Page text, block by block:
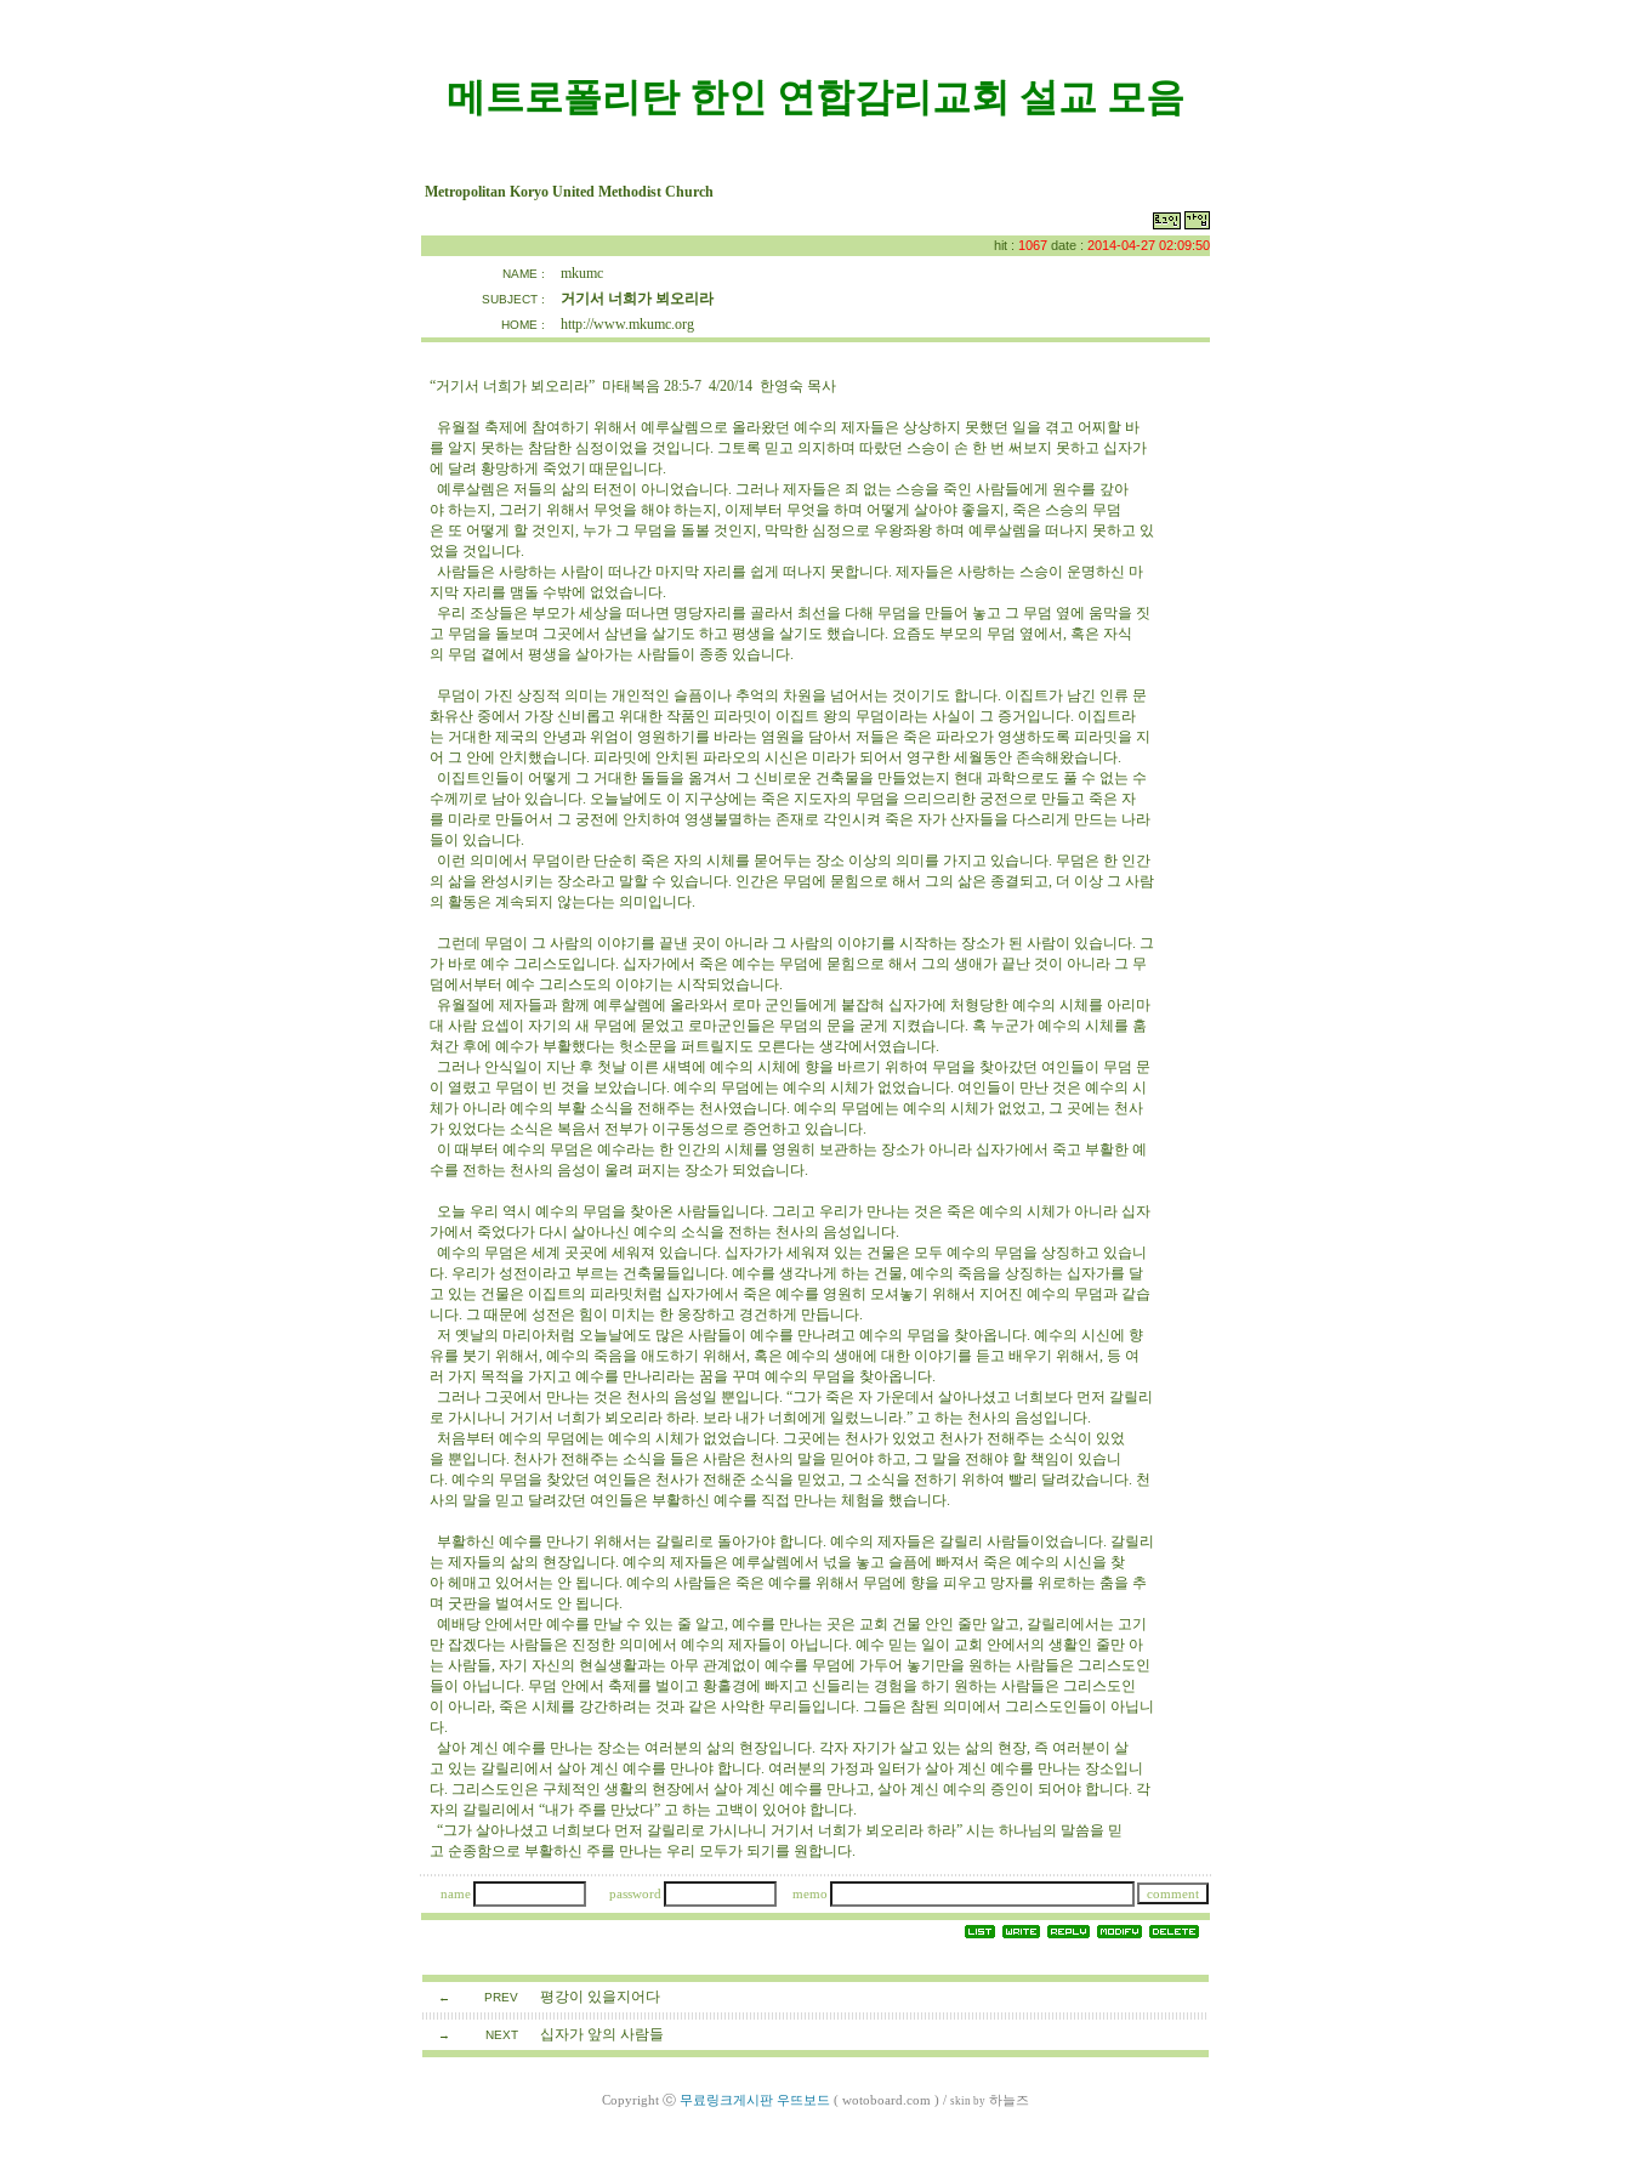
메트로폴리탄 한인 연합감리교회 설교 모음
Metropolitan Koryo United Methodist Church
hit : 1067 date : 2014-04-27 02:09:50
NAME : mkumc
SUBJECT : 거기서 너희가 뵈오리라
HOME : http://www.mkumc.org
“거기서 너희가 뵈오리라” 마태복음 28:5-7 4/20/14 한영숙 목사
유월절 축제에 참여하기 위해서 예루살렘으로 올라왔던 예수의 제자들은 상상하지 못했던 일을 겪고 어찌할 바
를 알지 못하는 참담한 심정이었을 것입니다. 그토록 믿고 의지하며 따랐던 스승이 손 한 번 써보지 못하고 십자가
에 달려 황망하게 죽었기 때문입니다.
예루살렘은 저들의 삶의 터전이 아니었습니다. 그러나 제자들은 죄 없는 스승을 죽인 사람들에게 원수를 갚아
야 하는지, 그러기 위해서 무엇을 해야 하는지, 이제부터 무엇을 하며 어떻게 살아야 좋을지, 죽은 스승의 무덤
은 또 어떻게 할 것인지, 누가 그 무덤을 돌볼 것인지, 막막한 심정으로 우왕좌왕 하며 예루살렘을 떠나지 못하고 있
었을 것입니다.
사람들은 사랑하는 사람이 떠나간 마지막 자리를 쉽게 떠나지 못합니다. 제자들은 사랑하는 스승이 운명하신 마
지막 자리를 맴돌 수밖에 없었습니다.
우리 조상들은 부모가 세상을 떠나면 명당자리를 골라서 최선을 다해 무덤을 만들어 놓고 그 무덤 옆에 움막을 짓
고 무덤을 돌보며 그곳에서 삼년을 살기도 하고 평생을 살기도 했습니다. 요즘도 부모의 무덤 옆에서, 혹은 자식
의 무덤 곁에서 평생을 살아가는 사람들이 종종 있습니다.
무덤이 가진 상징적 의미는 개인적인 슬픔이나 추억의 차원을 넘어서는 것이기도 합니다. 이집트가 남긴 인류 문
화유산 중에서 가장 신비롭고 위대한 작품인 피라밋이 이집트 왕의 무덤이라는 사실이 그 증거입니다. 이집트라
는 거대한 제국의 안녕과 위엄이 영원하기를 바라는 염원을 담아서 저들은 죽은 파라오가 영생하도록 피라밋을 지
어 그 안에 안치했습니다. 피라밋에 안치된 파라오의 시신은 미라가 되어서 영구한 세월동안 존속해왔습니다.
이집트인들이 어떻게 그 거대한 돌들을 옮겨서 그 신비로운 건축물을 만들었는지 현대 과학으로도 풀 수 없는 수
수께끼로 남아 있습니다. 오늘날에도 이 지구상에는 죽은 지도자의 무덤을 으리으리한 궁전으로 만들고 죽은 자
를 미라로 만들어서 그 궁전에 안치하여 영생불멸하는 존재로 각인시켜 죽은 자가 산자들을 다스리게 만드는 나라
들이 있습니다.
이런 의미에서 무덤이란 단순히 죽은 자의 시체를 묻어두는 장소 이상의 의미를 가지고 있습니다. 무덤은 한 인간
의 삶을 완성시키는 장소라고 말할 수 있습니다. 인간은 무덤에 묻힘으로 해서 그의 삶은 종결되고, 더 이상 그 사람
의 활동은 계속되지 않는다는 의미입니다.
그런데 무덤이 그 사람의 이야기를 끝낸 곳이 아니라 그 사람의 이야기를 시작하는 장소가 된 사람이 있습니다. 그
가 바로 예수 그리스도입니다. 십자가에서 죽은 예수는 무덤에 묻힘으로 해서 그의 생애가 끝난 것이 아니라 그 무
덤에서부터 예수 그리스도의 이야기는 시작되었습니다.
유월절에 제자들과 함께 예루살렘에 올라와서 로마 군인들에게 붙잡혀 십자가에 처형당한 예수의 시체를 아리마
대 사람 요셉이 자기의 새 무덤에 묻었고 로마군인들은 무덤의 문을 굳게 지켰습니다. 혹 누군가 예수의 시체를 훔
쳐간 후에 예수가 부활했다는 헛소문을 퍼트릴지도 모른다는 생각에서였습니다.
그러나 안식일이 지난 후 첫날 이른 새벽에 예수의 시체에 향을 바르기 위하여 무덤을 찾아갔던 여인들이 무덤 문
이 열렸고 무덤이 빈 것을 보았습니다. 예수의 무덤에는 예수의 시체가 없었습니다. 여인들이 만난 것은 예수의 시
체가 아니라 예수의 부활 소식을 전해주는 천사였습니다. 예수의 무덤에는 예수의 시체가 없었고, 그 곳에는 천사
가 있었다는 소식은 복음서 전부가 이구동성으로 증언하고 있습니다.
이 때부터 예수의 무덤은 예수라는 한 인간의 시체를 영원히 보관하는 장소가 아니라 십자가에서 죽고 부활한 예
수를 전하는 천사의 음성이 울려 퍼지는 장소가 되었습니다.
오늘 우리 역시 예수의 무덤을 찾아온 사람들입니다. 그리고 우리가 만나는 것은 죽은 예수의 시체가 아니라 십자
가에서 죽었다가 다시 살아나신 예수의 소식을 전하는 천사의 음성입니다.
예수의 무덤은 세계 곳곳에 세워져 있습니다. 십자가가 세워져 있는 건물은 모두 예수의 무덤을 상징하고 있습니
다. 우리가 성전이라고 부르는 건축물들입니다. 예수를 생각나게 하는 건물, 예수의 죽음을 상징하는 십자가를 달
고 있는 건물은 이집트의 피라밋처럼 십자가에서 죽은 예수를 영원히 모셔놓기 위해서 지어진 예수의 무덤과 같습
니다. 그 때문에 성전은 힘이 미치는 한 웅장하고 경건하게 만듭니다.
저 옛날의 마리아처럼 오늘날에도 많은 사람들이 예수를 만나려고 예수의 무덤을 찾아옵니다. 예수의 시신에 향
유를 붓기 위해서, 예수의 죽음을 애도하기 위해서, 혹은 예수의 생애에 대한 이야기를 듣고 배우기 위해서, 등 여
러 가지 목적을 가지고 예수를 만나리라는 꿈을 꾸며 예수의 무덤을 찾아옵니다.
그러나 그곳에서 만나는 것은 천사의 음성일 뿐입니다. “그가 죽은 자 가운데서 살아나셨고 너희보다 먼저 갈릴리
로 가시나니 거기서 너희가 뵈오리라 하라. 보라 내가 너희에게 일렀느니라.” 고 하는 천사의 음성입니다.
처음부터 예수의 무덤에는 예수의 시체가 없었습니다. 그곳에는 천사가 있었고 천사가 전해주는 소식이 있었
을 뿐입니다. 천사가 전해주는 소식을 들은 사람은 천사의 말을 믿어야 하고, 그 말을 전해야 할 책임이 있습니
다. 예수의 무덤을 찾았던 여인들은 천사가 전해준 소식을 믿었고, 그 소식을 전하기 위하여 빨리 달려갔습니다. 천
사의 말을 믿고 달려갔던 여인들은 부활하신 예수를 직접 만나는 체험을 했습니다.
부활하신 예수를 만나기 위해서는 갈릴리로 돌아가야 합니다. 예수의 제자들은 갈릴리 사람들이었습니다. 갈릴리
는 제자들의 삶의 현장입니다. 예수의 제자들은 예루살렘에서 넋을 놓고 슬픔에 빠져서 죽은 예수의 시신을 찾
아 헤매고 있어서는 안 됩니다. 예수의 사람들은 죽은 예수를 위해서 무덤에 향을 피우고 망자를 위로하는 춤을 추
며 굿판을 벌여서도 안 됩니다.
예배당 안에서만 예수를 만날 수 있는 줄 알고, 예수를 만나는 곳은 교회 건물 안인 줄만 알고, 갈릴리에서는 고기
만 잡겠다는 사람들은 진정한 의미에서 예수의 제자들이 아닙니다. 예수 믿는 일이 교회 안에서의 생활인 줄만 아
는 사람들, 자기 자신의 현실생활과는 아무 관계없이 예수를 무덤에 가두어 놓기만을 원하는 사람들은 그리스도인
들이 아닙니다. 무덤 안에서 축제를 벌이고 황홀경에 빠지고 신들리는 경험을 하기 원하는 사람들은 그리스도인
이 아니라, 죽은 시체를 강간하려는 것과 같은 사악한 무리들입니다. 그들은 참된 의미에서 그리스도인들이 아닙니
다.
살아 계신 예수를 만나는 장소는 여러분의 삶의 현장입니다. 각자 자기가 살고 있는 삶의 현장, 즉 여러분이 살
고 있는 갈릴리에서 살아 계신 예수를 만나야 합니다. 여러분의 가정과 일터가 살아 계신 예수를 만나는 장소입니
다. 그리스도인은 구체적인 생활의 현장에서 살아 계신 예수를 만나고, 살아 계신 예수의 증인이 되어야 합니다. 각
자의 갈릴리에서 “내가 주를 만났다” 고 하는 고백이 있어야 합니다.
“그가 살아나셨고 너희보다 먼저 갈릴리로 가시나니 거기서 너희가 뵈오리라 하라” 시는 하나님의 말씀을 믿
고 순종함으로 부활하신 주를 만나는 우리 모두가 되기를 원합니다.
name password memo
← PREV 평강이 있을지어다
→ NEXT 십자가 앞의 사람들
Copyright ⓒ 무료링크게시판 우뜨보드 ( wotoboard.com ) / skin by 하늘즈